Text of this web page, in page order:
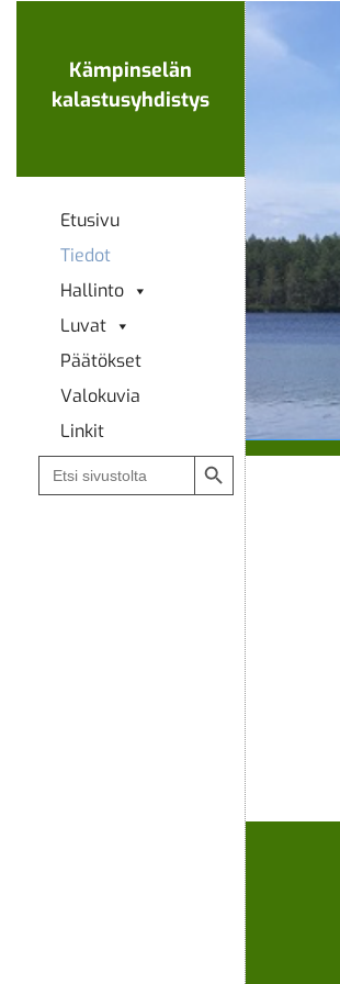
Kämpinselän
kalastusyhdistys
Etusivu
Tiedot
Hallinto
Luvat
Päätökset
Valokuvia
Linkit
Search
for:
Search Button